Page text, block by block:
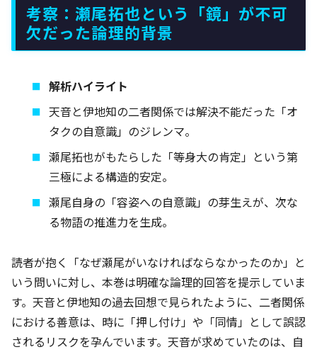
考察：瀬尾拓也という「鏡」が不可
欠だった論理的背景
解析ハイライト
天音と伊地知の二者関係では解決不能だった「オ
タクの自意識」のジレンマ。
瀬尾拓也がもたらした「等身大の肯定」という第
三極による構造的安定。
瀬尾自身の「容姿への自意識」の芽生えが、次な
る物語の推進力を生成。
読者が抱く「なぜ瀬尾がいなければならなかったのか」と
いう問いに対し、本巻は明確な論理的回答を提示していま
す。天音と伊地知の過去回想で見られたように、二者関係
における善意は、時に「押し付け」や「同情」として誤認
されるリスクを孕んでいます。天音が求めていたのは、自